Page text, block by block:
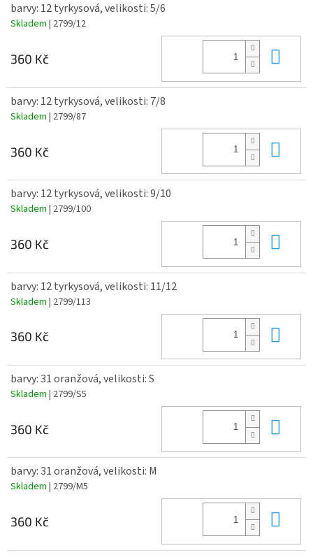
barvy: 12 tyrkysová, velikosti: 5/6
Skladem | 2799/12
360 Kč
barvy: 12 tyrkysová, velikosti: 7/8
Skladem | 2799/87
360 Kč
barvy: 12 tyrkysová, velikosti: 9/10
Skladem | 2799/100
360 Kč
barvy: 12 tyrkysová, velikosti: 11/12
Skladem | 2799/113
360 Kč
barvy: 31 oranžová, velikosti: S
Skladem | 2799/S5
360 Kč
barvy: 31 oranžová, velikosti: M
Skladem | 2799/M5
360 Kč